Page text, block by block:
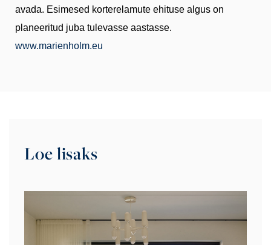
avada. Esimesed korterelamute ehituse algus on
planeeritud juba tulevasse aastasse.
www.marienholm.eu
Loe lisaks